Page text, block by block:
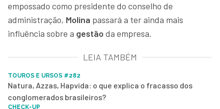
empossado como presidente do conselho de
administração, Molina passará a ter ainda mais
influência sobre a gestão da empresa.
LEIA TAMBÉM
TOUROS E URSOS #282
Natura, Azzas, Hapvida: o que explica o fracasso dos
conglomerados brasileiros?
CHECK-UP